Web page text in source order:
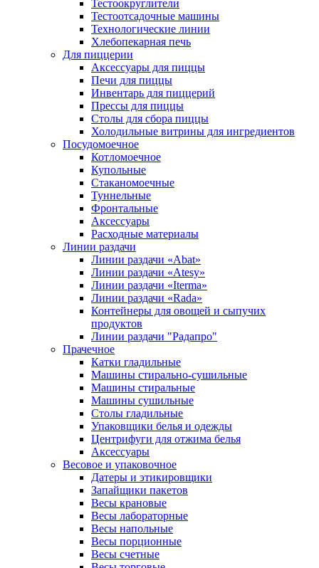
Тестоокруглители
Тестоотсадочные машины
Технологические линии
Хлебопекарная печь
Для пиццерии
Аксессуары для пиццы
Печи для пиццы
Инвентарь для пиццерий
Прессы для пиццы
Столы для сбора пиццы
Холодильные витрины для ингредиентов
Посудомоечное
Котломоечное
Купольные
Стаканомоечные
Туннельные
Фронтальные
Аксессуары
Расходные материалы
Линии раздачи
Линии раздачи «Abat»
Линии раздачи «Atesy»
Линии раздачи «Iterma»
Линии раздачи «Rada»
Контейнеры для овощей и сыпучих
продуктов
Линии раздачи "Радапро"
Прачечное
Катки гладильные
Машины стирально-сушильные
Машины стиральные
Машины сушильные
Столы гладильные
Упаковщики белья и одежды
Центрифуги для отжима белья
Аксессуары
Весовое и упаковочное
Датеры и этикировщики
Запайщики пакетов
Весы крановые
Весы лабораторные
Весы напольные
Весы порционные
Весы счетные